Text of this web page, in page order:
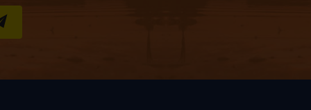
S''INSCRIRE